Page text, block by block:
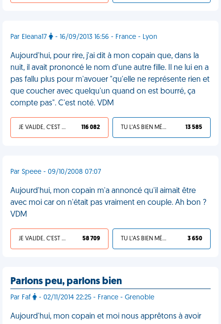
Par Eleana17 - 16/09/2013 16:56 - France - Lyon
Aujourd'hui, pour rire, j'ai dit à mon copain que, dans la
nuit, il avait prononcé le nom d'une autre fille. Il ne lui en a
pas fallu plus pour m'avouer "qu'elle ne représente rien et
que coucher avec quelqu'un quand on est bourré, ça
compte pas". C'est noté. VDM
JE VALIDE, C'EST UNE VDM 116 082 TU L'AS BIEN MÉRITÉ 13 585
Par Speee - 09/10/2008 07:07
Aujourd'hui, mon copain m'a annoncé qu'il aimait être
avec moi car on n'était pas vraiment en couple. Ah bon ?
VDM
JE VALIDE, C'EST UNE VDM 58 709 TU L'AS BIEN MÉRITÉ 3 650
Parlons peu, parlons bien
Par Faf - 02/11/2014 22:25 - France - Grenoble
Aujourd'hui, mon copain et moi nous apprêtons à avoir